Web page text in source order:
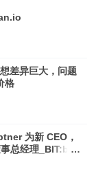
差异巨大，问题
格
为新 CEO，
总经理_BIT:bit